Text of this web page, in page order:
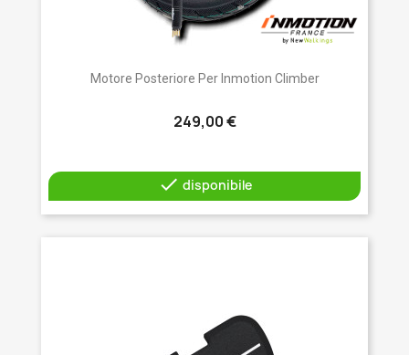
Motore Posteriore Per Inmotion Climber
249,00 €
 disponibile